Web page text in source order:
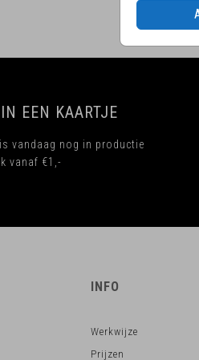
EEN KAARTJE
vandaag nog in productie
vanaf €1,-
INFO
Werkwijze
Prijzen